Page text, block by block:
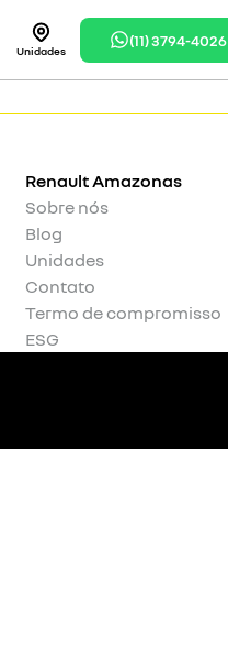
Unidades
(11) 3794-4026
RenaultAmazonas
Sobre nós
Blog
Unidades
Contato
Termo de compromisso
ESG